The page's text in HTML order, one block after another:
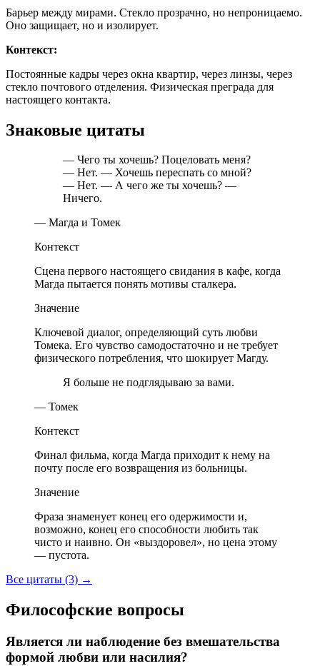
Барьер между мирами. Стекло прозрачно, но непроницаемо.
Оно защищает, но и изолирует.
Контекст:
Постоянные кадры через окна квартир, через линзы, через
стекло почтового отделения. Физическая преграда для
настоящего контакта.
Знаковые цитаты
— Чего ты хочешь? Поцеловать меня?
— Нет. — Хочешь переспать со мной?
— Нет. — А чего же ты хочешь? —
Ничего.
— Магда и Томек
Контекст
Сцена первого настоящего свидания в кафе, когда
Магда пытается понять мотивы сталкера.
Значение
Ключевой диалог, определяющий суть любви
Томека. Его чувство самодостаточно и не требует
физического потребления, что шокирует Магду.
Я больше не подглядываю за вами.
— Томек
Контекст
Финал фильма, когда Магда приходит к нему на
почту после его возвращения из больницы.
Значение
Фраза знаменует конец его одержимости и,
возможно, конец его способности любить так
чисто и наивно. Он «выздоровел», но цена этому
— пустота.
Все цитаты (3) →
Философские вопросы
Является ли наблюдение без вмешательства
формой любви или насилия?